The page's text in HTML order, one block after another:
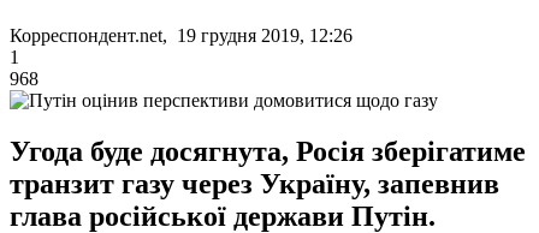
Корреспондент.net, 19 грудня 2019, 12:26
1
968
Угода буде досягнута, Росія зберігатиме
транзит газу через Україну, запевнив
глава російської держави Путін.